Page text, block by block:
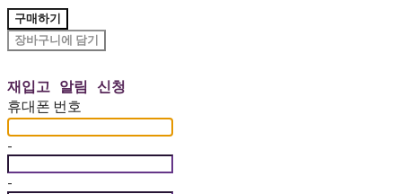
구매하기
장바구니에 담기
재입고 알림 신청
휴대폰 번호
-
-